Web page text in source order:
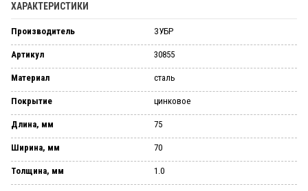
ХАРАКТЕРИСТИКИ
Производитель ЗУБР
Артикул 30855
Материал сталь
Покрытие цинковое
Длина, мм 75
Ширина, мм 70
Толщина, мм 1.0